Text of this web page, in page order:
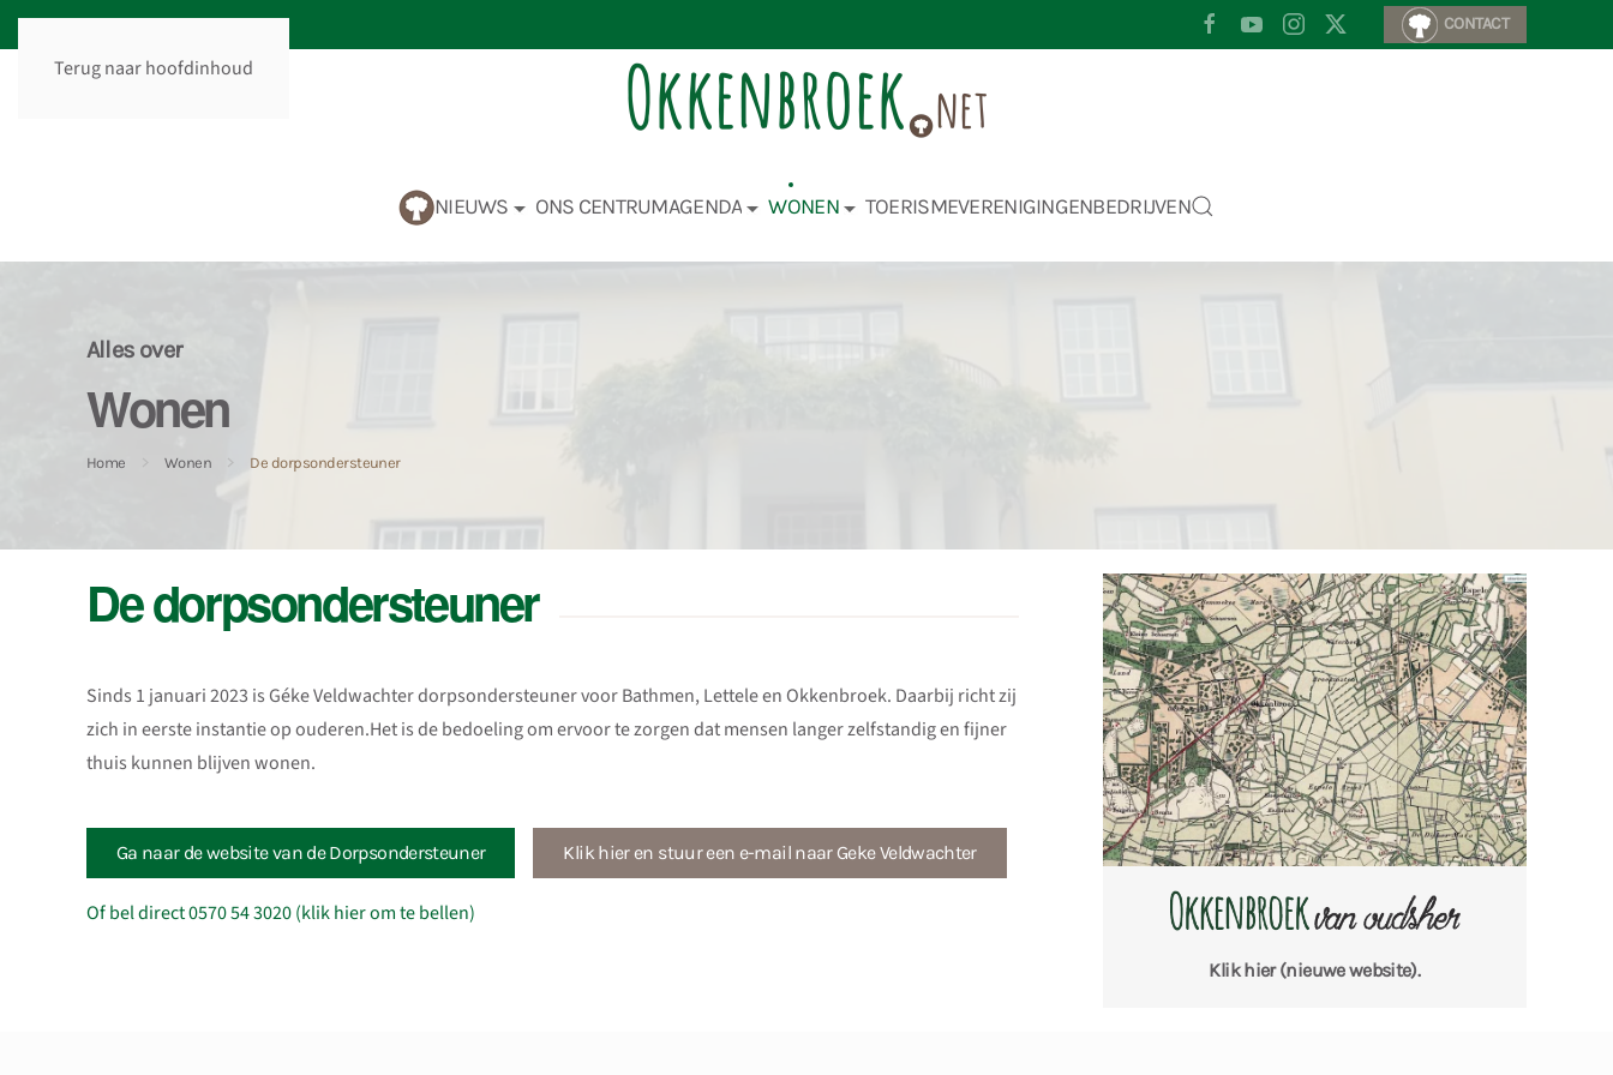
Terug naar hoofdinhoud
CONTACT
NIEUWS ONS CENTRUMAGENDA WONEN TOERISMEVERENIGINGENBEDRIJVEN
Alles over
Wonen
Home Wonen De dorpsondersteuner
De dorpsondersteuner
Sinds 1 januari 2023 is Géke Veldwachter dorpsondersteuner voor Bathmen, Lettele en Okkenbroek. Daarbij richt zij
zich in eerste instantie op ouderen.Het is de bedoeling om ervoor te zorgen dat mensen langer zelfstandig en fijner
thuis kunnen blijven wonen.
Ga naar de website van de Dorpsondersteuner Klik hier en stuur een e-mail naar Geke Veldwachter
Of bel direct 0570 54 3020 (klik hier om te bellen)
Klik hier(nieuwe website).